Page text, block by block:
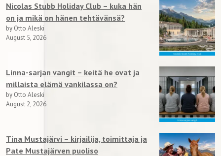
Nicolas Stubb Holiday Club – kuka hän
on ja mikä on hänen tehtävänsä?
by Otto Aleski
August 5, 2026
Linna-sarjan vangit – keitä he ovat ja
millaista elämä vankilassa on?
by Otto Aleski
August 2, 2026
Tina Mustajärvi – kirjailija, toimittaja ja
Pate Mustajärven puoliso